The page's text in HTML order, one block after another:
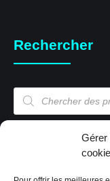
Gérer
Rechercher
Recherche
produits
Mon compte